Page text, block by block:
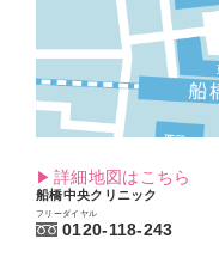
詳細地図はこちら
船橋中央クリニック
フリーダイヤル
0120-118-243